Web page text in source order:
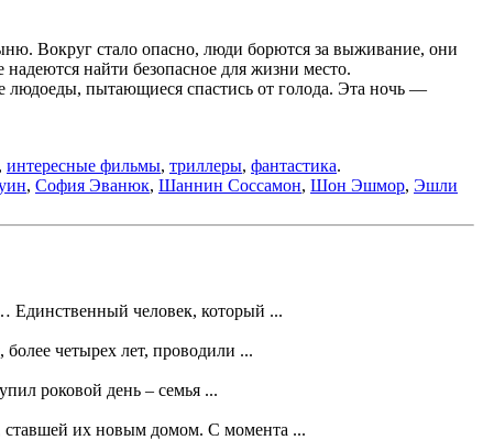
Вокруг стало опасно, люди борются за выживание, они
найти безопасное для жизни место.
людоеды, пытающиеся спастись от голода. Эта ночь —
, интересные фильмы, триллеры, фантастика.
, София Эванюк, Шаннин Соссамон, Шон Эшмор, Эшли
Единственный человек, который ...
четырех лет, проводили ...
роковой день – семья ...
ставшей их новым домом. С момента ...